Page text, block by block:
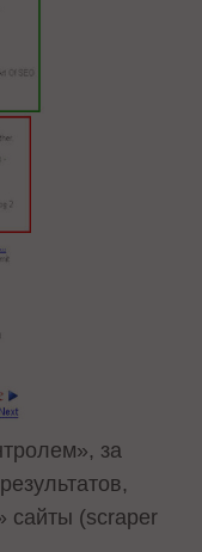
за
сайты (scraper